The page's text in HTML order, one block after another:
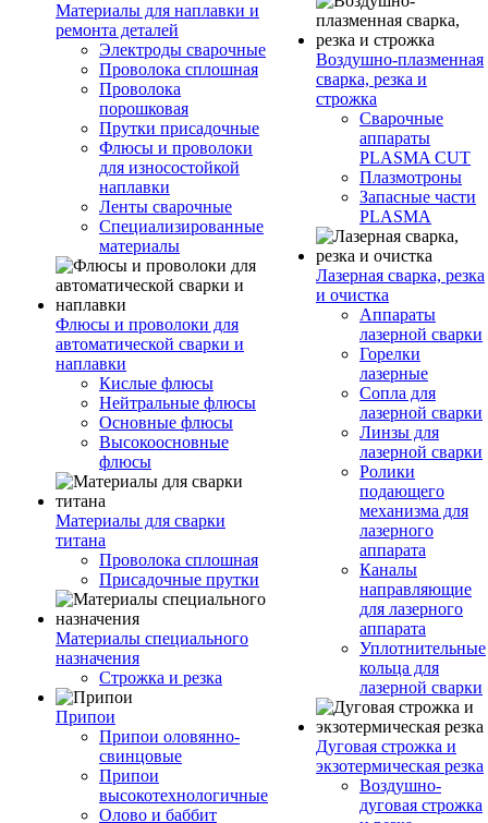
Материалы для наплавки и
ремонта деталей
Электроды сварочные
Проволока сплошная
Проволока
порошковая
Прутки присадочные
Флюсы и проволоки
для износостойкой
наплавки
Ленты сварочные
Специализированные
материалы
Флюсы и проволоки для
автоматической сварки и
наплавки
Кислые флюсы
Нейтральные флюсы
Основные флюсы
Высокоосновные
флюсы
Материалы для сварки
титана
Проволока сплошная
Присадочные прутки
Материалы специального
назначения
Строжка и резка
Припои
Припои оловянно-
свинцовые
Припои
высокотехнологичные
Олово и баббит
Воздушно-плазменная
сварка, резка и
строжка
Сварочные
аппараты
PLASMA CUT
Плазмотроны
Запасные части
PLASMA
Лазерная сварка, резка
и очистка
Аппараты
лазерной сварки
Горелки
лазерные
Сопла для
лазерной сварки
Линзы для
лазерной сварки
Ролики
подающего
механизма для
лазерного
аппарата
Каналы
направляющие
для лазерного
аппарата
Уплотнительные
кольца для
лазерной сварки
Дуговая строжка и
экзотермическая резка
Воздушно-
дуговая строжка